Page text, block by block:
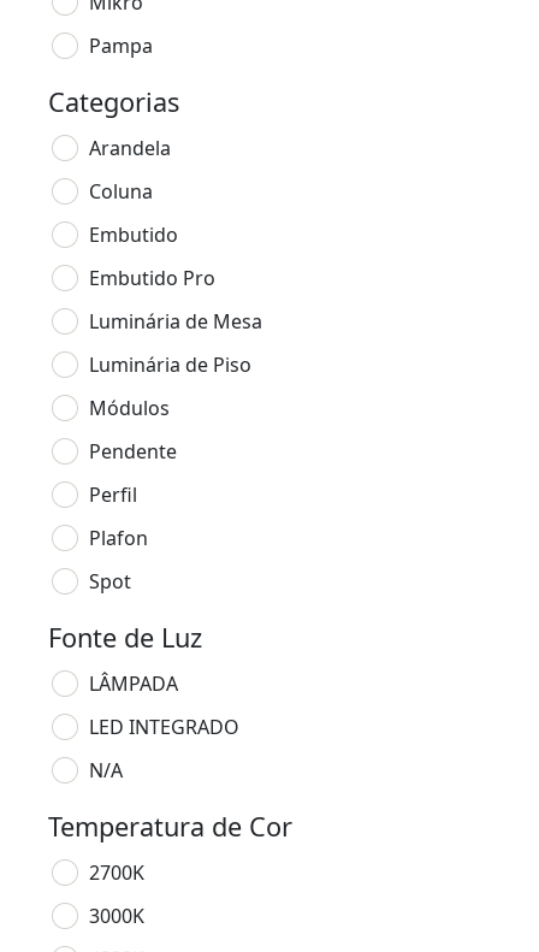
Pampa
Categorias
Arandela
Coluna
Embutido
Embutido Pro
Luminária de Mesa
Luminária de Piso
Módulos
Pendente
Perfil
Plafon
Spot
Fonte de Luz
LÂMPADA
LED INTEGRADO
N/A
Temperatura de Cor
2700K
3000K